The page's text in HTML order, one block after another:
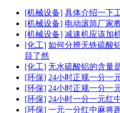
[机械设备] 具体介绍一下
[机械设备] 电动滚筒厂家
[机械设备] 减速机应该加
[化工] 如何分辨无铁硫酸
目了然
[化工] 无水硫酸铝的含量
[环保] 24小时正规一分一
[环保] 24小时正规一分一
[环保] 24小时一分一元红
[环保] 一元一分红中麻将